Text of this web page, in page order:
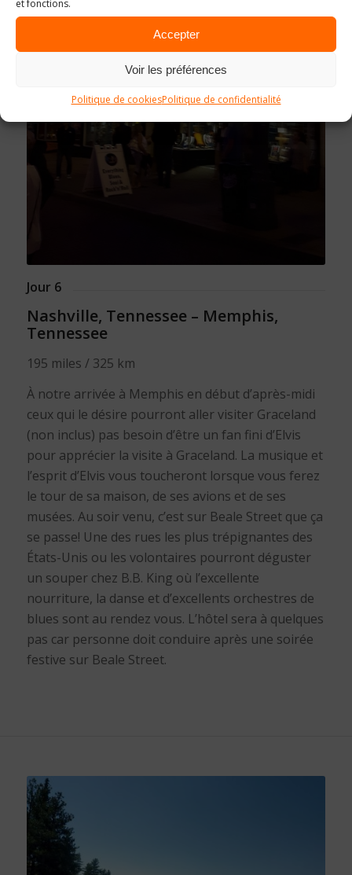
et fonctions.
Accepter
Voir les préférences
Politique de cookiesPolitique de confidentialité
Jour 6
Nashville, Tennessee – Memphis,
Tennessee
195 miles / 325 km
À notre arrivée à Memphis en début d’après-midi
ceux qui le désire pourront aller visiter Graceland
(non inclus) pas besoin d’être un fan fini d’Elvis
pour apprécier la visite à Graceland. La musique et
l’esprit d’Elvis vous toucheront lorsque vous ferez
le tour de sa maison, de ses avions et de ses
musées. Au soir venu, c’est sur Beale Street que ça
se passe! Une des rues les plus trépignantes des
États-Unis ou les volontaires pourront déguster
un souper chez B.B. King où l’excellente
nourriture, la danse et d’excellents orchestres de
blues sont au rendez vous. L’hôtel sera à quelques
pas car personne doit conduire après une soirée
festive sur Beale Street.